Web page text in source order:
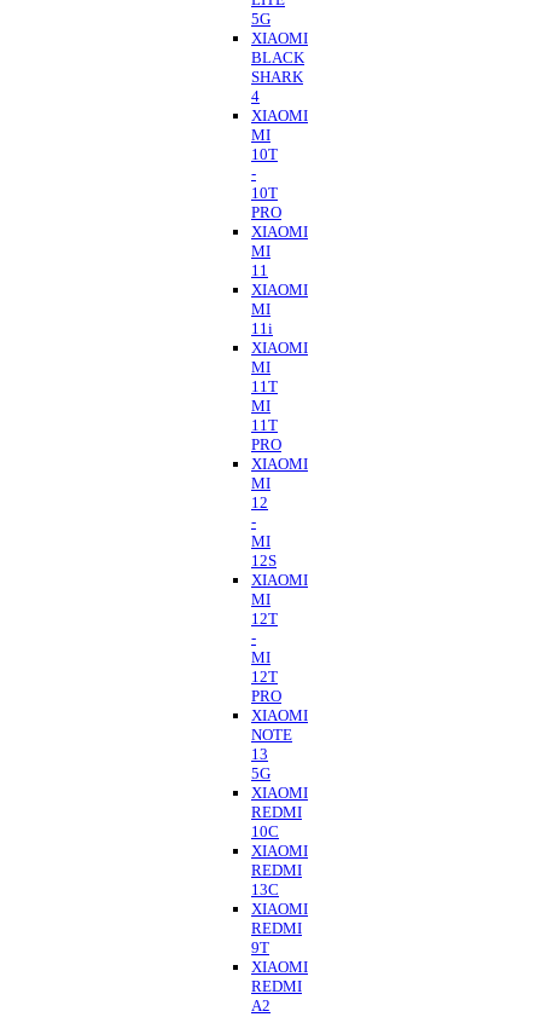
5G
XIAOMI
BLACK
SHARK
4
XIAOMI
MI
10T
-
10T
PRO
XIAOMI
MI
11
XIAOMI
MI
11i
XIAOMI
MI
11T
MI
11T
PRO
XIAOMI
MI
12
-
MI
12S
XIAOMI
MI
12T
-
MI
12T
PRO
XIAOMI
NOTE
13
5G
XIAOMI
REDMI
10C
XIAOMI
REDMI
13C
XIAOMI
REDMI
9T
XIAOMI
REDMI
A2